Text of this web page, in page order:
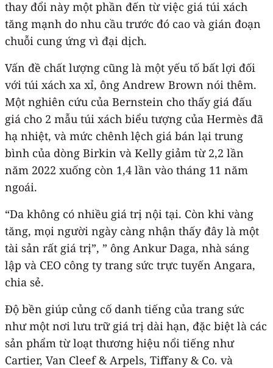
thay đổi này một phần đến từ việc giá túi xách
tăng mạnh do nhu cầu trước đó cao và gián đoạn
chuỗi cung ứng vì đại dịch.
Vấn đề chất lượng cũng là một yếu tố bất lợi đối
với túi xách xa xỉ, ông Andrew Brown nói thêm.
Một nghiên cứu của Bernstein cho thấy giá đấu
giá cho 2 mẫu túi xách biểu tượng của Hermès đã
hạ nhiệt, và mức chênh lệch giá bán lại trung
bình của dòng Birkin và Kelly giảm từ 2,2 lần
năm 2022 xuống còn 1,4 lần vào tháng 11 năm
ngoái.
“Da không có nhiều giá trị nội tại. Còn khi vàng
tăng, mọi người ngày càng nhận thấy đây là một
tài sản rất giá trị”, ” ông Ankur Daga, nhà sáng
lập và CEO công ty trang sức trực tuyến Angara,
chia sẻ.
Độ bền giúp củng cố danh tiếng của trang sức
như một nơi lưu trữ giá trị dài hạn, đặc biệt là các
sản phẩm từ loạt thương hiệu nổi tiếng như
Cartier, Van Cleef & Arpels, Tiffany & Co. và